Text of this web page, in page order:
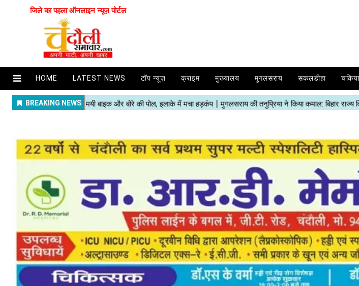
जिले का पहला ऑनलाइन न्यूज़ पोर्टल
HOME LATEST NEWS टॉप न्यूज़ क्राइम मुख्यालय मुगलसराय सकलडीहा चकिया